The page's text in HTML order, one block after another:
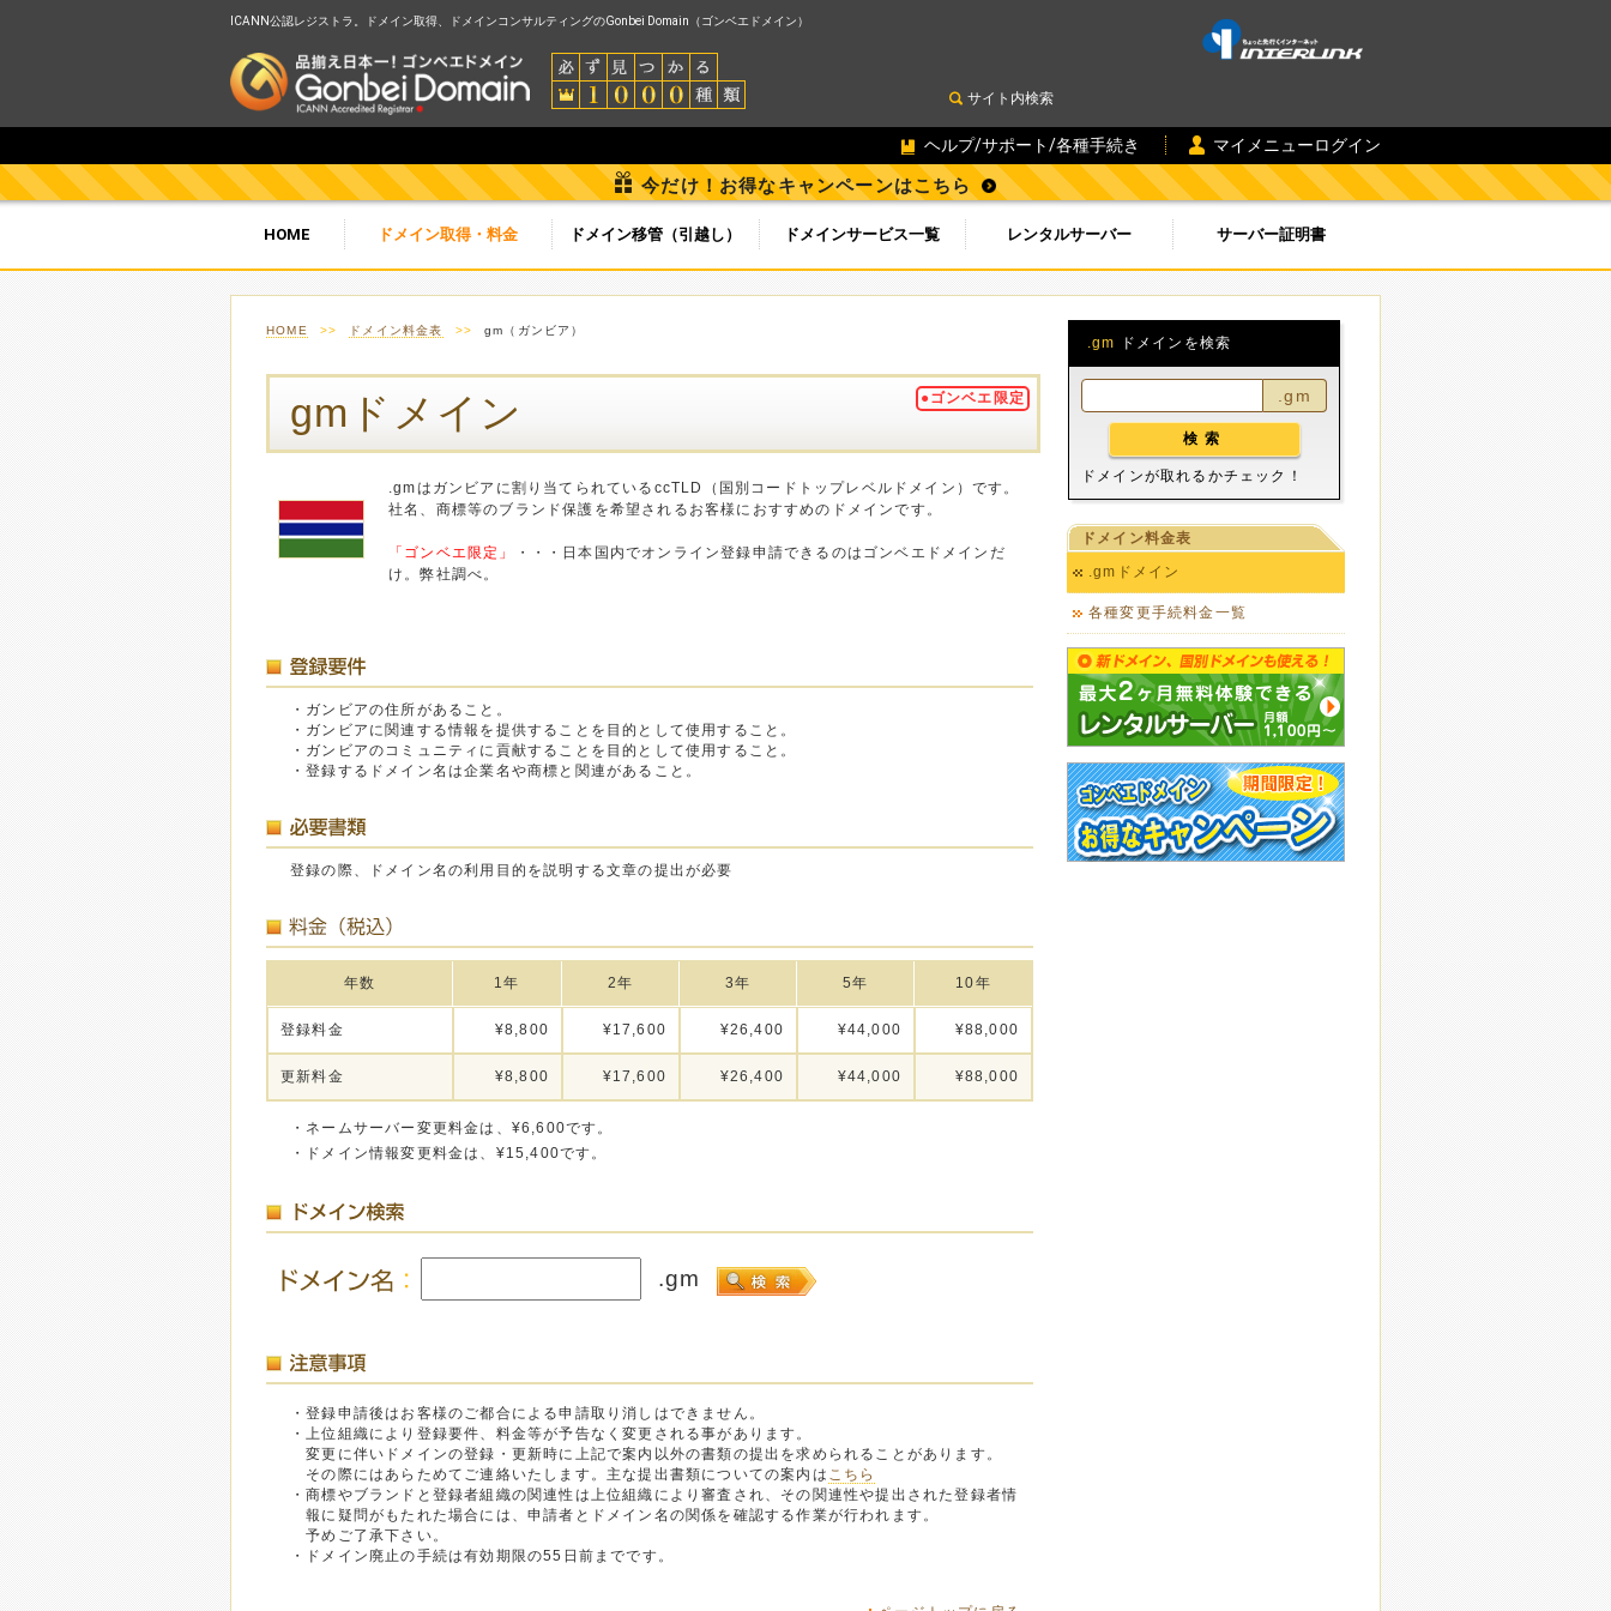
ICANN公認レジストラ。ドメイン取得、ドメインコンサルティングのGonbei Domain（ゴンベエドメイン）
サイト内検索
ヘルプ/サポート/各種手続き マイメニューログイン
今だけ！お得なキャンペーンはこちら
HOME ドメイン取得・料金 ドメイン移管（引越し） ドメインサービス一覧 レンタルサーバー サーバー証明書
HOME >> ドメイン料金表 >> gm（ガンビア）
gmドメイン ●ゴンベエ限定
.gmはガンビアに割り当てられているccTLD（国別コードトップレベルドメイン）です。
社名、商標等のブランド保護を希望されるお客様におすすめのドメインです。
「ゴンベエ限定」
・・・日本国内でオンライン登録申請できるのはゴンベエドメインだ
け。弊社調べ。
・ガンビアの住所があること。
・ガンビアに関連する情報を提供することを目的として使用すること。
・ガンビアのコミュニティに貢献することを目的として使用すること。
・登録するドメイン名は企業名や商標と関連があること。
登録の際、ドメイン名の利用目的を説明する文章の提出が必要
年数 1年 2年 3年 5年 10年
登録料金 ¥8,800 ¥17,600 ¥26,400 ¥44,000 ¥88,000
更新料金 ¥8,800 ¥17,600 ¥26,400 ¥44,000 ¥88,000
・ネームサーバー変更料金は、¥6,600です。
・ドメイン情報変更料金は、¥15,400です。
.gm
・登録申請後はお客様のご都合による申請取り消しはできません。
・上位組織により登録要件、料金等が予告なく変更される事があります。
変更に伴いドメインの登録・更新時に上記で案内以外の書類の提出を求められることがあります。
その際にはあらためてご連絡いたします。主な提出書類についての案内は こちら
・商標やブランドと登録者組織の関連性は上位組織により審査され、その関連性や提出された登録者情
報に疑問がもたれた場合には、申請者とドメイン名の関係を確認する作業が行われます。
予めご了承下さい。
・ドメイン廃止の手続は有効期限の55日前までです。
.gm ドメインを検索
.gm
ドメインが取れるかチェック！
ドメイン料金表
.gmドメイン
各種変更手続料金一覧